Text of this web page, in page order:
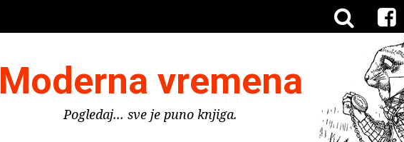
Moderna vremena
Pogledaj... sve je puno knjiga.